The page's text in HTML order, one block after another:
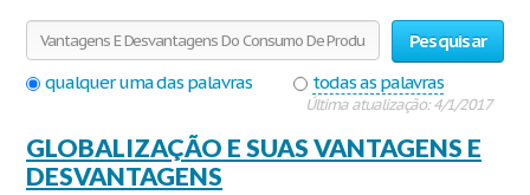
Pesquisar
qualquer uma das palavras
todas as palavras
Última atualização: 4/1/2017
GLOBALIZAÇÃO E SUAS VANTAGENS E
DESVANTAGENS